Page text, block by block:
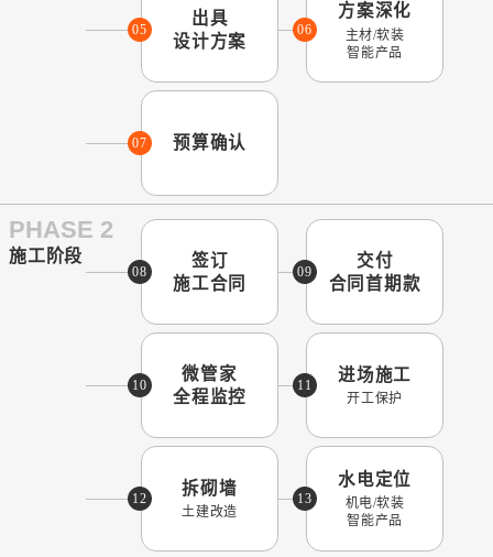
05
出具
设计方案
06
方案深化
主材/软装
智能产品
07 预算确认
PHASE 2
施工阶段
08
签订
施工合同
09
交付
合同首期款
10
微管家
全程监控
11
进场施工
开工保护
12
拆砌墙
土建改造
13
水电定位
机电/软装
智能产品